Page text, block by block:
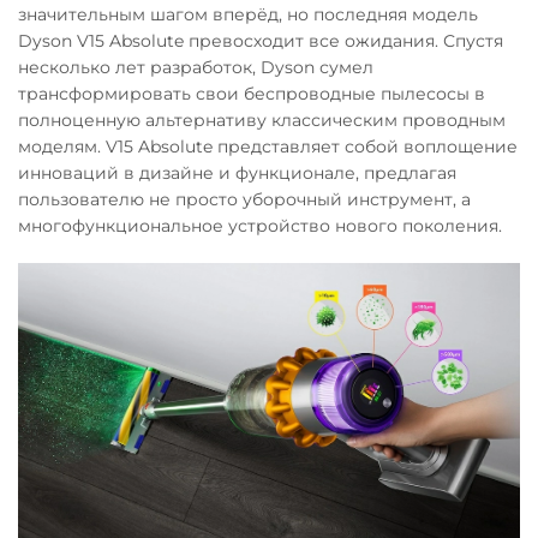
значительным шагом вперёд, но последняя модель
Dyson V15 Absolute превосходит все ожидания. Спустя
несколько лет разработок, Dyson сумел
трансформировать свои беспроводные пылесосы в
полноценную альтернативу классическим проводным
моделям. V15 Absolute представляет собой воплощение
инноваций в дизайне и функционале, предлагая
пользователю не просто уборочный инструмент, а
многофункциональное устройство нового поколения.